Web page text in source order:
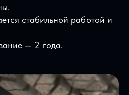
стабильной работой и
— 2 года.